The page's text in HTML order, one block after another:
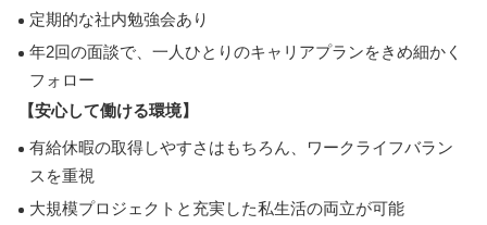
定期的な社内勉強会あり
年2回の面談で、一人ひとりのキャリアプランをきめ細かく
フォロー
【安心して働ける環境】
有給休暇の取得しやすさはもちろん、ワークライフバラン
スを重視
大規模プロジェクトと充実した私生活の両立が可能